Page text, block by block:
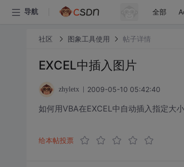
导航 全部
社区 图象工具使用 帖子详情
EXCEL中插入图片
zhyletx 2009-05-10 05:42:40
如何用VBA在EXCEL中自动插入指定大
给本帖投票